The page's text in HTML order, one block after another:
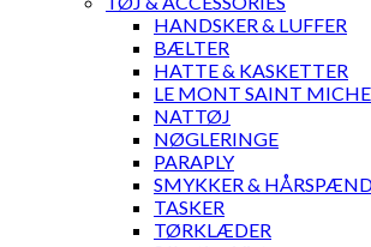
HANDSKER & LUFFER
BÆLTER
HATTE & KASKETTER
LE MONT SAINT
NATTØJ
NØGLERINGE
PARAPLY
SMYKKER &
TASKER
TØRKLÆDER